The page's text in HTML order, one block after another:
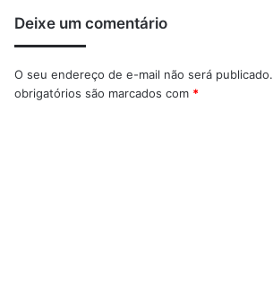
Deixe um comentário
O seu endereço de e-mail não será publicado.
obrigatórios são marcados com *